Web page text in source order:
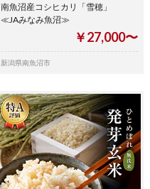
南魚沼産コシヒカリ「雪穂」
≪JAみなみ魚沼≫
￥27,000〜
新潟県南魚沼市